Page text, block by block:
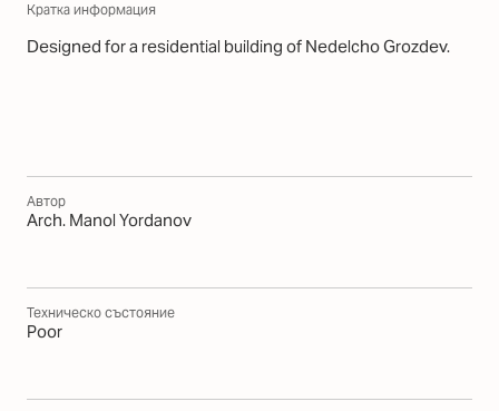
Кратка информация
Designed for a residential building of Nedelcho Grozdev.
Автор
Arch. Manol Yordanov
Техническо състояние
Poor